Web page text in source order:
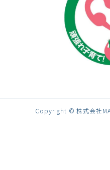
Copyright © 株式会社